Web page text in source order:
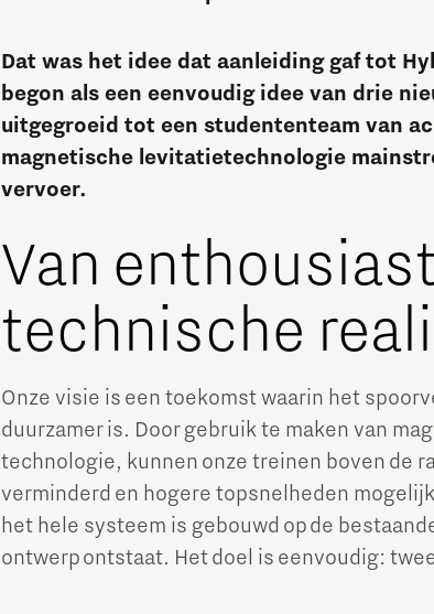
Dat was het idee dat aanleiding gaf tot
begon als een eenvoudig idee van drie
uitgegroeid tot een studententeam van
magnetische levitatietechnologie
vervoer.
Van
technische
Onze visie is een toekomst waarin het
duurzamer is. Door gebruik te maken van
technologie, kunnen onze treinen boven de
verminderd en hogere topsnelheden
het hele systeem is gebouwd op de
ontwerp ontstaat. Het doel is eenvoudig: